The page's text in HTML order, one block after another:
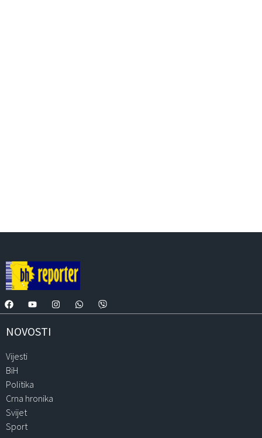
NOVOSTI
Vijesti
BiH
Politika
Crna hronika
Svijet
Sport